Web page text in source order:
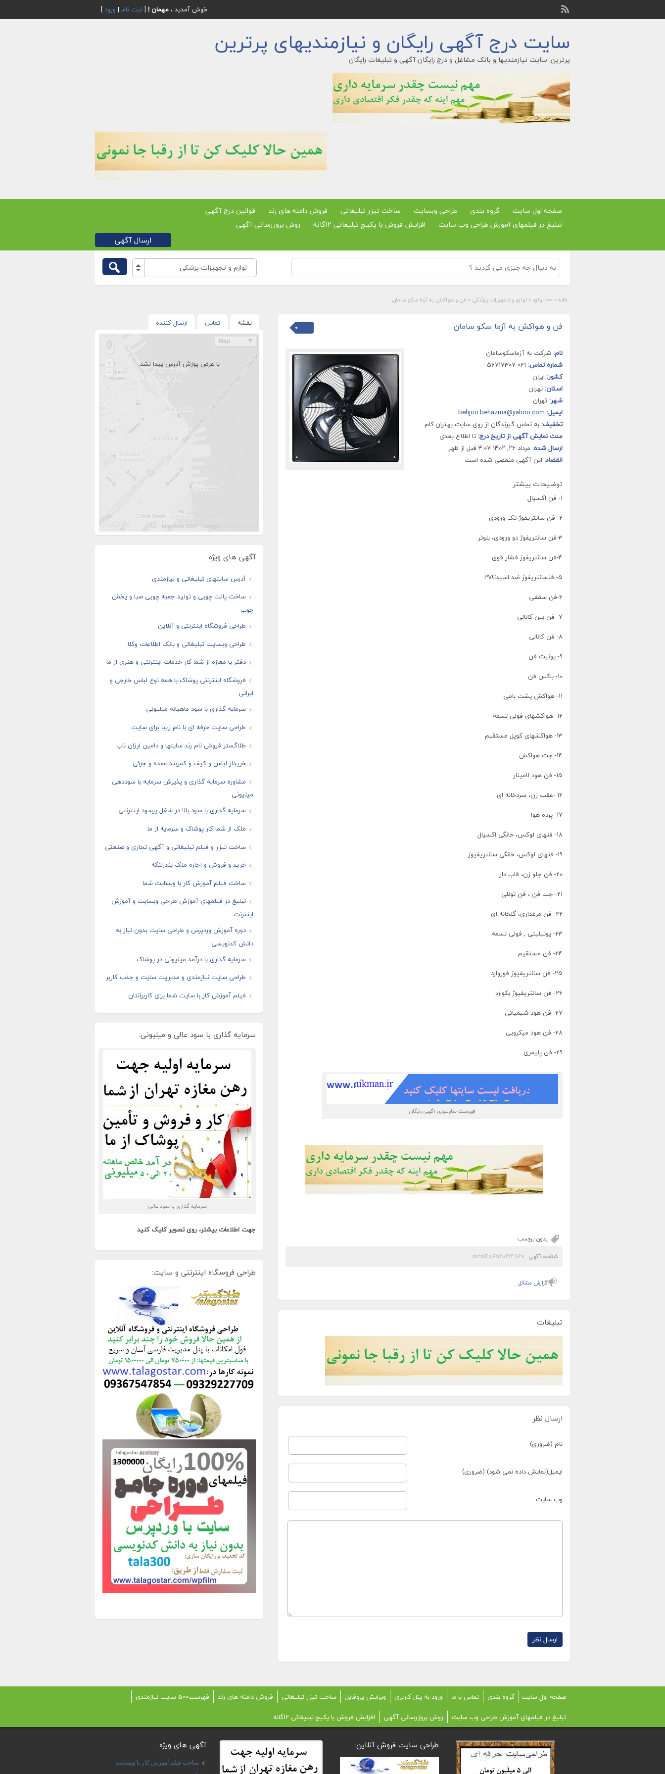
خوش آمدید ، مهمان ! [ثبت نام | ورود]
سایت درج آگهی رایگان و نیازمندیهای پرترین
پرترین: سایت نیازمندیها و بانک مشاغل و درج رایگان آگهی و تبلیغات رایگان
صفحه اول سایت گروه بندی طراحی وبسایت ساخت تیزر تبلیغاتی فروش دامنه های رند
قوانین درج آگهی
تبلیغ در فیلمهای آموزش طراحی وب سایت
افزایش فروش با پکیج تبلیغاتی 12گانه روش بروزرسانی آگهی
ارسال آگهی
لوازم و تجهیزات پزشکی
خانه » »»» لوازم » لوازم و تجهیزات پزشکی » فن و هواکش به آزما سکو سامان
فن و هواکش به آزما سکو سامان
نام: شرکت به آزماسکوسامان
شماره تماس:
کشور: ایران
استان: تهران
شهر: تهران
ایمیل: behjoo.behazma@yahoo.com
تخفیف: به تماس گیرندگان از روی سایت بهتران.کام
مدت نمایش آگهی از تاریخ درج: تا اطلاع بعدی
ارسال شده: مرداد ۲۶, ۱۴۰۲ ۴:۰۷ قبل از ظهر
انقضاء: این آگهی منقضی شده است
توضیحات بیشتر
1- فن اکسیال
2- فن سانتریفوژ تک ورودی
3-فن سانتریفوژ دو ورودی، بلوئر
4-فن سانتریفوژ فشار قوی
5- فنسانتریفوژ ضد اسیدPVC
6-فن سقفی
7- فن بین کانالی
8- فن کانالی
9- یونیت فن
10- باکس فن
11- هواکش پشت بامی
12- هواکشهای فولی تسمه
13- هواکشهای کوپل مستقیم
14- جت هواکش
15- فن هود لامینار
16 -عقب زن، سردخانه ای
17- پرده هوا
18- فنهای لوکس، خانگی اکسیال
19- فنهای لوکس، خانگی سانتریفیوژ
20- فن جلو زن، قاب دار
21- جت فن ، فن تونلی
22- فن مرغداری، گلخانه ای
23- یوتیلیتی , فولی تسمه
24- فن مستقیم
25- فن سانتریفیوژ فوروارد
26- فن سانتریفیوژ بکوارد
27 -فن هود شیمیائی
28- فن هود میکروبی
29- فن پلیمری
فهرست سایتهای آگهی رایگان
بدون برچسب
شناسه آگهی :
گزارش مشکل
تبلیغات
ارسال نظر
نام (ضروری)
ایمیل(نمایش داده نمی شود) (ضروری)
وب سایت
نقشه تماس ارسال کننده
با عرض پوزش آدرس پیدا نشد.
آگهی های ویژه
آدرس سایتهای تبلیغاتی و نیازمندی
ساخت پالت چوبی و تولید جعبه چوبی صبا و پخش
چوب
طراحی فروشگاه اینترنتی و آنلاین
طراحی وبسایت تبلیغاتی و بانک اطلاعات وکلا
دفتر یا مغازه از شما کار خدمات اینترنتی و هنری از ما
فروشگاه اینترنتی پوشاک با همه نوع لباس خارجی و
ایرانی
سرمایه گذاری با سود ماهیانه میلیونی
طراحی سایت حرفه ای با نام زیبا برای سایت
طلاگستر فروش نام رند سایتها و دامین ارزان ناب
خریدار لباس و کیف و کمربند عمده و جزئی
مشاوره سرمایه گذاری و پذیرش سرمایه با سوددهی
میلیونی
سرمایه گذاری با سود بالا در شغل پرسود اینترنتی
ملک از شما کار پوشاک و سرمایه از ما
ساخت تیزر و فیلم تبلیغاتی و آگهی تجاری و صنعتی
خرید و فروش و اجاره ملک بندرلنگه
ساخت فیلم آموزش کار با وبسایت شما
تبلیغ در فیلمهای آموزش طراحی وبسایت و آموزش
اینترنت
دوره آموزش وردپرس و طراحی سایت بدون نیاز به
دانش کدنویسی
سرمایه گذاری با درآمد میلیونی در پوشاک
طراحی سایت نیازمندی و مدیریت سایت و جذب کاربر
فیلم آموزش کار با سایت شما برای کاربرانتان
سرمایه گذاری با سود عالی و میلیونی:
سرمایه گذاری با سود عالی
جهت اطلاعات بیشتر، روی تصویر کلیک کنید
طراحی فروسگاه اینترنتی و سایت:
صفحه اول سایت گروه بندی تماس با ما ورود به پنل کاربری ویرایش پروفایل ساخت تیزر تبلیغاتی فروش دامنه های رند
فهرست500 سایت نیازمندی
تبلیغ در فیلمهای آموزش طراحی وب سایت
روش بروزرسانی آگهی افزایش فروش با پکیج تبلیغاتی 12گانه
آگهی های ویژه
ساخت فیلم آموزش کار با وبسایت
طراحی سایت فروش آنلاین: